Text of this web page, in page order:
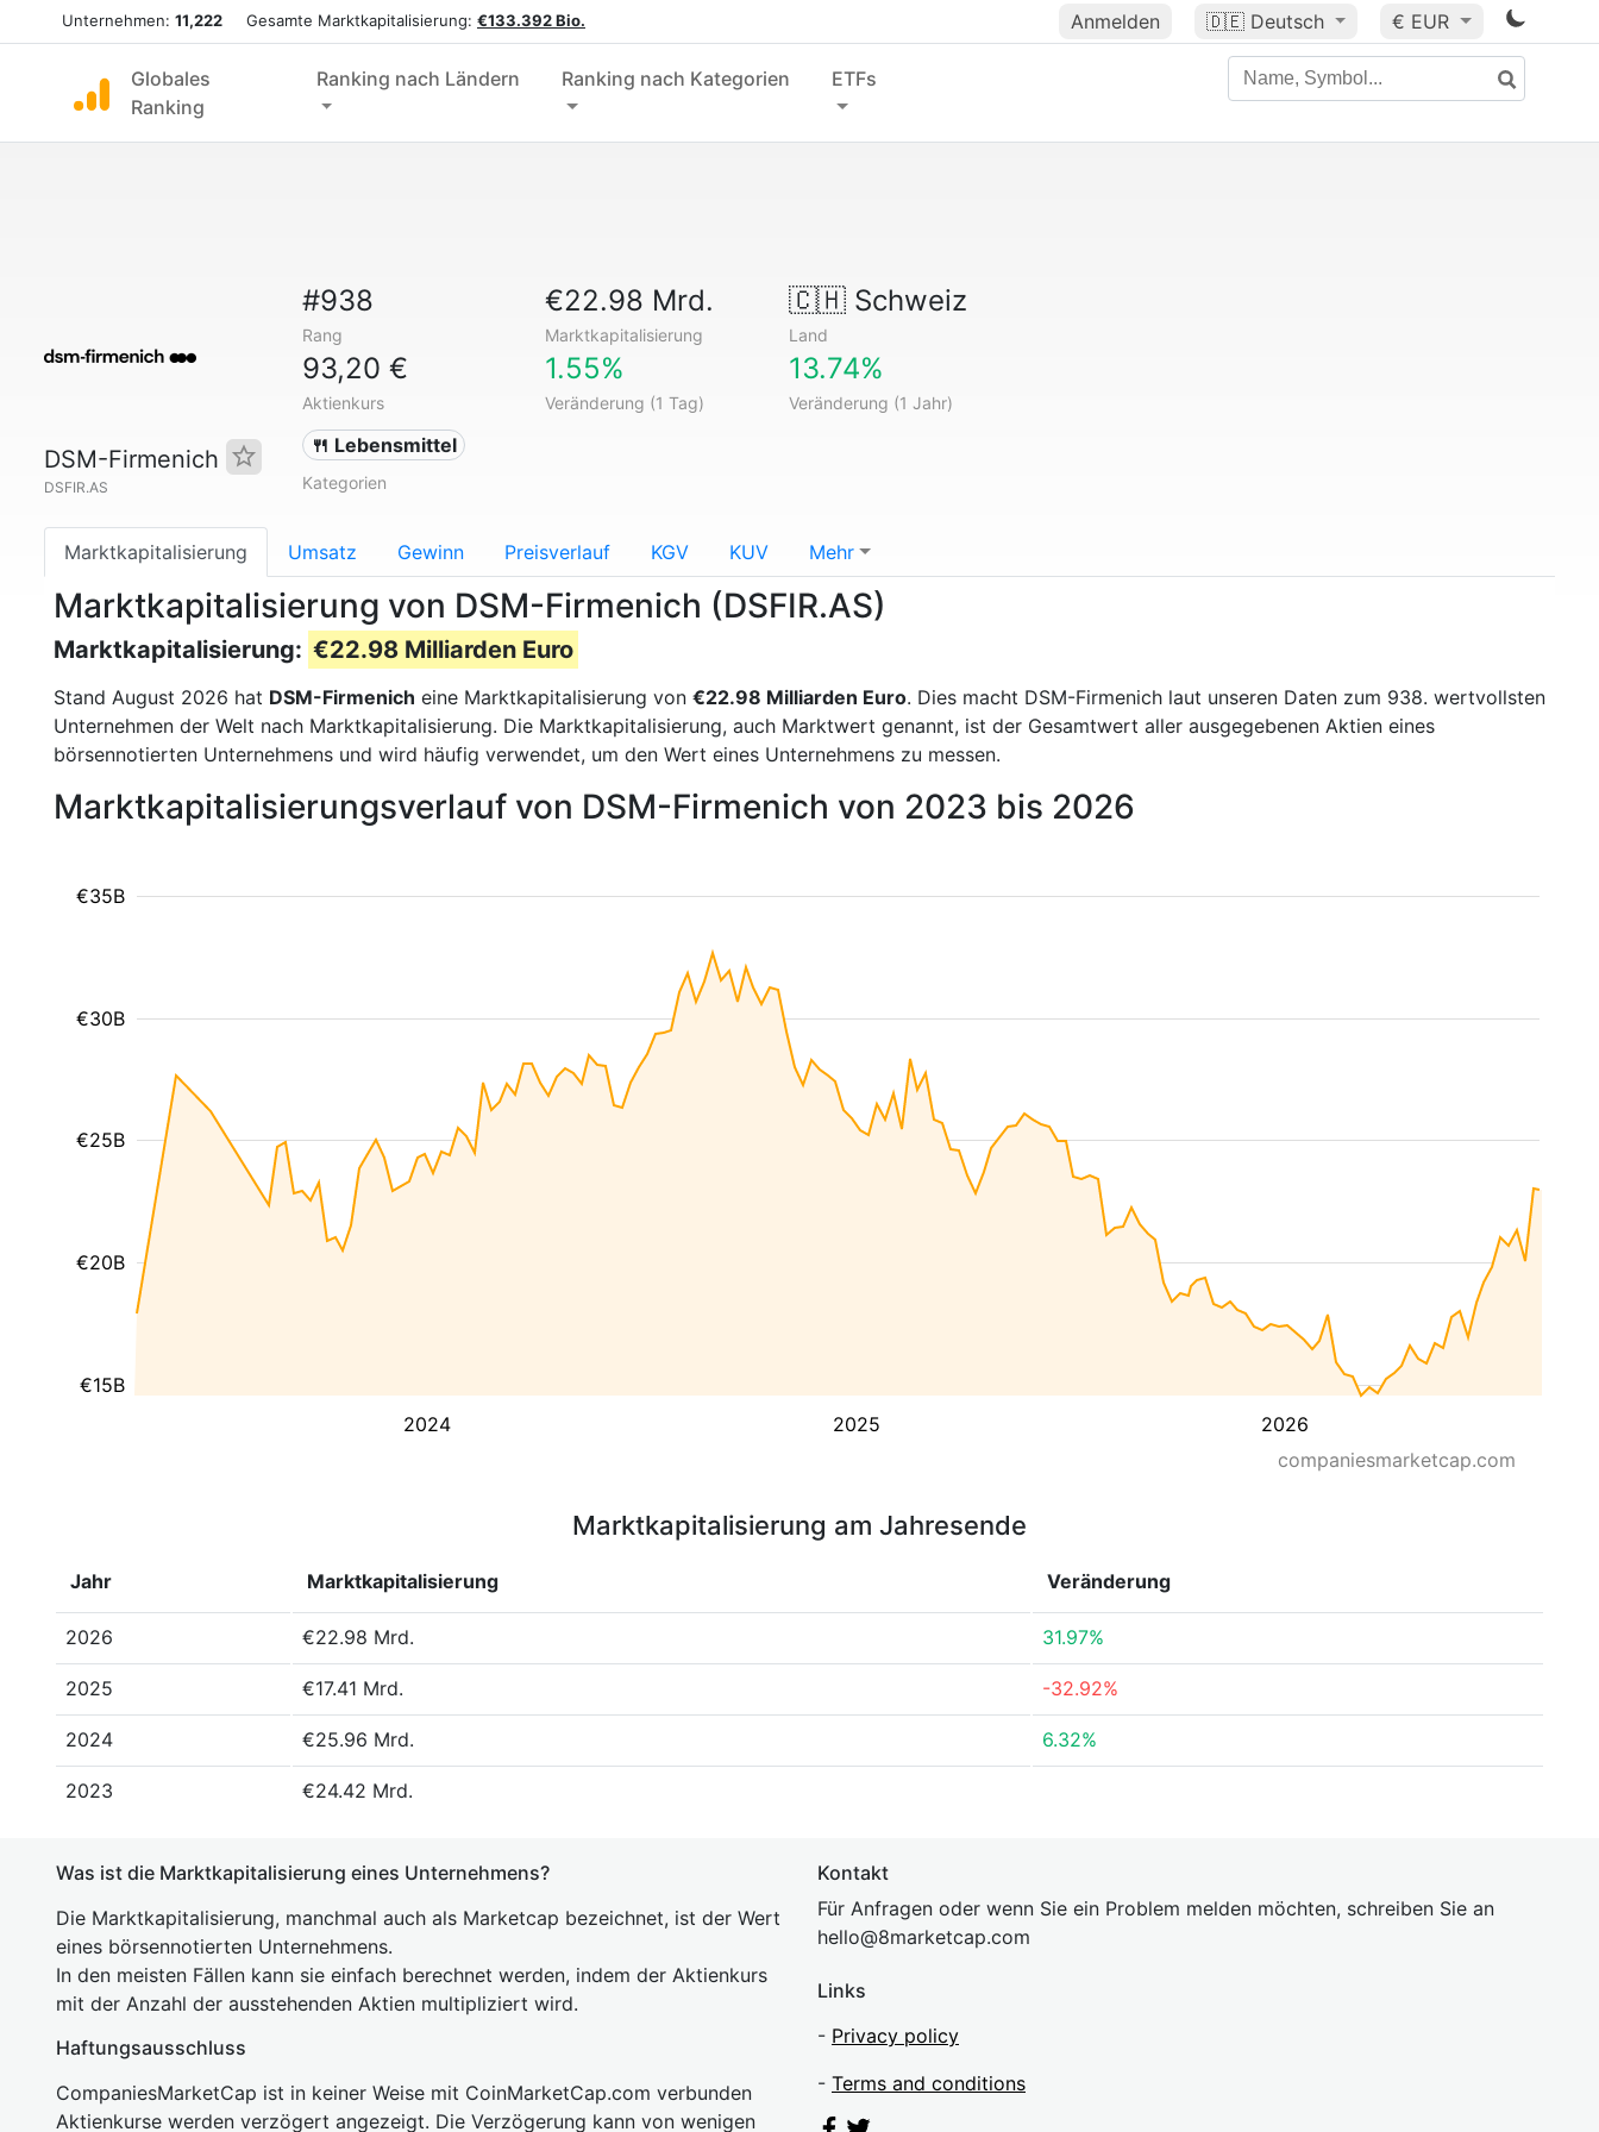
Unternehmen: 11,222 Gesamte Marktkapitalisierung: €133.392 Bio. Anmelden 🇩🇪 Deutsch € EUR
Globales
Ranking
Ranking nach Ländern Ranking nach Kategorien ETFs
DSM-Firmenich
DSFIR.AS
#938
Rang
€22.98 Mrd.
Marktkapitalisierung
🇨🇭Schweiz
Land
93,20 €
Aktienkurs
1.55%
Veränderung (1 Tag)
13.74%
Veränderung (1 Jahr)
🍴 Lebensmittel
Kategorien
Marktkapitalisierung Umsatz Gewinn Preisverlauf KGV KUV Mehr
Marktkapitalisierung von DSM-Firmenich (DSFIR.AS)
Marktkapitalisierung: €22.98 Milliarden Euro
Stand August 2026 hat DSM-Firmenich eine Marktkapitalisierung von €22.98 Milliarden Euro. Dies macht DSM-Firmenich laut unseren Daten zum 938. wertvollsten
Unternehmen der Welt nach Marktkapitalisierung. Die Marktkapitalisierung, auch Marktwert genannt, ist der Gesamtwert aller ausgegebenen Aktien eines
börsennotierten Unternehmens und wird häufig verwendet, um den Wert eines Unternehmens zu messen.
Marktkapitalisierungsverlauf von DSM-Firmenich von 2023 bis 2026
2024 2025 2026
€15B
€20B
€25B
€30B
€35B
companiesmarketcap.com
Marktkapitalisierung am Jahresende
Jahr Marktkapitalisierung Veränderung
2026 €22.98 Mrd. 31.97%
2025 €17.41 Mrd. -32.92%
2024 €25.96 Mrd. 6.32%
2023 €24.42 Mrd.
Was ist die Marktkapitalisierung eines Unternehmens?
Die Marktkapitalisierung, manchmal auch als Marketcap bezeichnet, ist der Wert
eines börsennotierten Unternehmens.
In den meisten Fällen kann sie einfach berechnet werden, indem der Aktienkurs
mit der Anzahl der ausstehenden Aktien multipliziert wird.
Haftungsausschluss
CompaniesMarketCap ist in keiner Weise mit CoinMarketCap.com verbunden
Aktienkurse werden verzögert angezeigt. Die Verzögerung kann von wenigen
Kontakt
Für Anfragen oder wenn Sie ein Problem melden möchten, schreiben Sie an
hello@8marketcap.com
Links
- Privacy policy
- Terms and conditions